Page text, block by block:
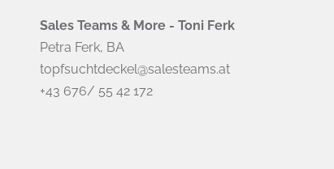
Sales Teams & More - Toni Ferk
Petra Ferk, BA
topfsuchtdeckel@salesteams.at
+43 676/ 55 42 172